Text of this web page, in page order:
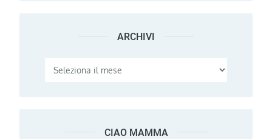
ARCHIVI Archivi
CIAO MAMMA